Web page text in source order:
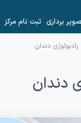
برداری ثبت نام مرکز
دندان
دندان